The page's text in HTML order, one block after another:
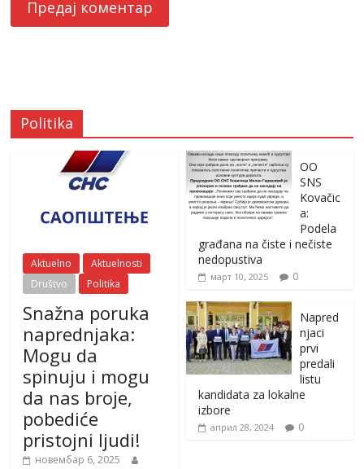
Politika
Aktuelno
Aktuelnosti
Društvo
Politika
Snažna poruka
naprednjaka:
Mogu da
spinuju i mogu
da nas broje,
pobediće
pristojni ljudi!
новембар 6, 2025
OO
SNS
Kovačic
a:
Podela
građana na čiste i nečiste
nedopustiva
март 10, 2025 0
Napred
njaci
prvi
predali
listu
kandidata za lokalne
izbore
април 28, 2024 0